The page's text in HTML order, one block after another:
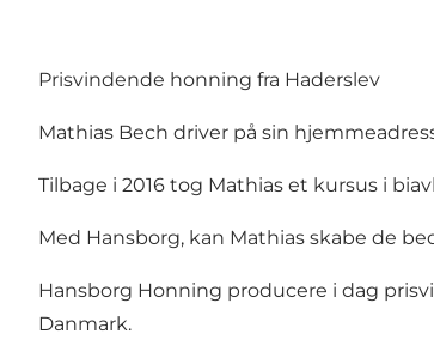
Prisvindende honning fra Haderslev
Mathias Bech driver på sin
Tilbage i 2016 tog Mathias et kursus i
Med Hansborg, kan Mathias skabe de
Hansborg Honning producere i dag
Danmark.